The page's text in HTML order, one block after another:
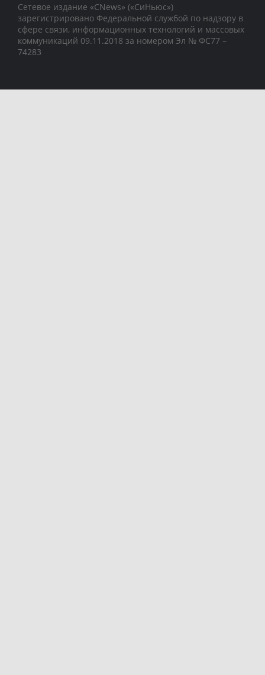
Сетевое издание «CNews» («СиНьюс»)
зарегистрировано Федеральной службой по надзору в
сфере связи, информационных технологий и массовых
коммуникаций 09.11.2018 за номером Эл № ФС77 –
74283